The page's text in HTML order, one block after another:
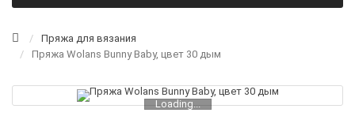
Пряжа для вязания
Пряжа Wolans Bunny Baby, цвет 30 дым
Loading...